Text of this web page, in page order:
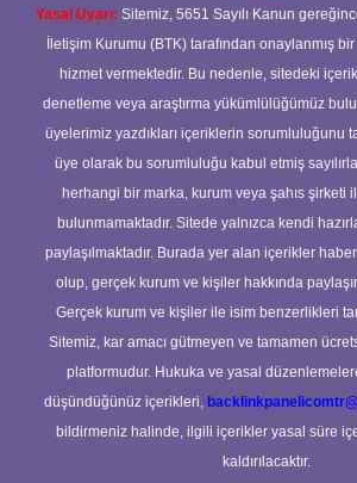
Yasal Uyarı: Sitemiz, 5651 Sayılı Kanun
İletişim Kurumu (BTK) tarafından onaylanmış
hizmet vermektedir. Bu nedenle, sitedeki
denetleme veya araştırma yükümlülüğümüz
üyelerimiz yazdıkları içeriklerin sorumluluğunu
üye olarak bu sorumluluğu kabul etmiş
herhangi bir marka, kurum veya şahıs şirketi
bulunmamaktadır. Sitede yalnızca kendi
paylaşılmaktadır. Burada yer alan içerikler
olup, gerçek kurum ve kişiler hakkında
Gerçek kurum ve kişiler ile isim benzerlikleri
Sitemiz, kar amacı gütmeyen ve tamamen
platformudur. Hukuka ve yasal
düşündüğünüz içerikleri,
bildirmeniz halinde, ilgili içerikler yasal süre
kaldırılacaktır.